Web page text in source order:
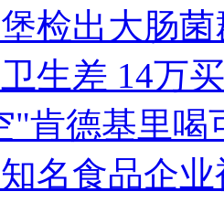
凌主义
片面不公正
检出大肠
生差 14万
"肯德基里喝
名食品企